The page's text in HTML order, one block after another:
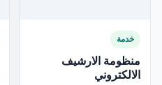
خدمة
منظومة الارشيف
الالكتروني